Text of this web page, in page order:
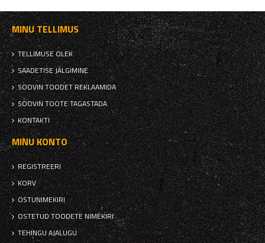
MINU TELLIMUS
TELLIMUSE OLEK
SAADETISE JÄLGIMINE
SOOVIN TOODET REKLAAMIDA
SOOVIN TOOTE TAGASTADA
KONTAKTI
MINU KONTO
REGISTREERI
KORV
OSTUNIMEKIRI
OSTETUD TOODETE NIMEKIRI
TEHINGU AJALUGU